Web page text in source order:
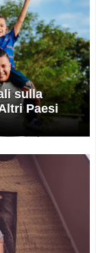
sulla
Paesi